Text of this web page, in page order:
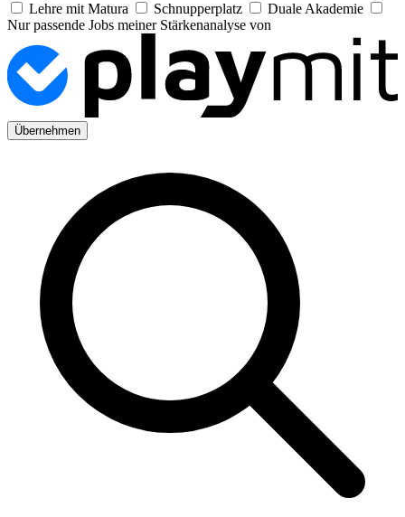
Lehre mit Matura
Schnupperplatz
Duale Akademie
Nur passende Jobs meiner Stärkenanalyse von
Übernehmen